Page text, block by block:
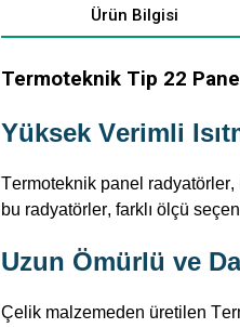
Ürün Bilgisi
Termoteknik Tip 22
Yüksek Verimli
Termoteknik panel radyatörler,
bu radyatörler, farklı ölçü
Uzun Ömürlü ve
Çelik malzemeden üretilen